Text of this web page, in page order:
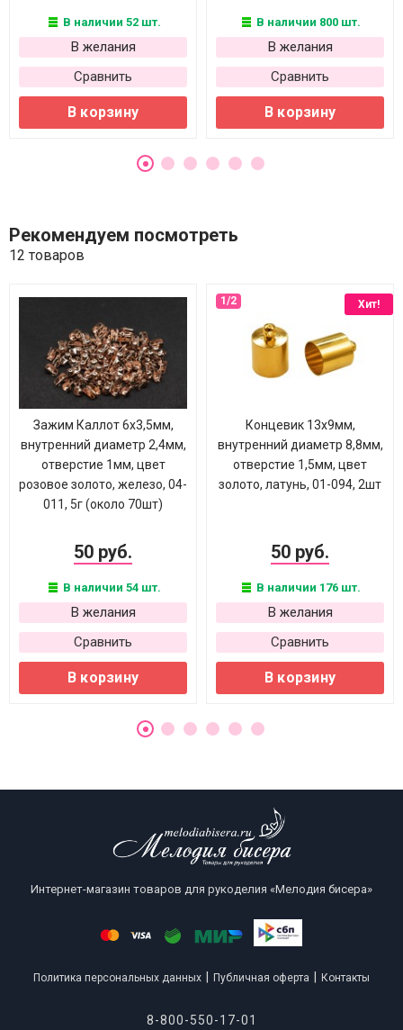
В наличии 52 шт.
В желания
Сравнить
В корзину
В наличии 800 шт.
В желания
Сравнить
В корзину
Рекомендуем посмотреть
12 товаров
Зажим Каллот 6х3,5мм,
внутренний диаметр 2,4мм,
отверстие 1мм, цвет
розовое золото, железо, 04-
011, 5г (около 70шт)
50 руб.
В наличии 54 шт.
В желания
Сравнить
В корзину
Хит!
Концевик 13х9мм,
внутренний диаметр 8,8мм,
отверстие 1,5мм, цвет
золото, латунь, 01-094, 2шт
50 руб.
В наличии 176 шт.
В желания
Сравнить
В корзину
Интернет-магазин товаров для рукоделия «Мелодия бисера»
Политика персональных данных Публичная оферта Контакты
8-800-550-17-01